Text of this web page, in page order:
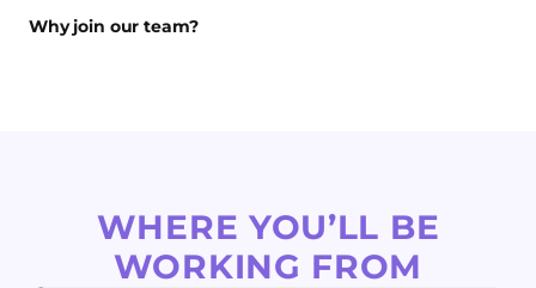
Why join our team?
WHERE YOU’LL BE
WORKING FROM